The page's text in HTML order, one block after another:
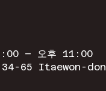
– 오후 11:00
65 Itaewon-